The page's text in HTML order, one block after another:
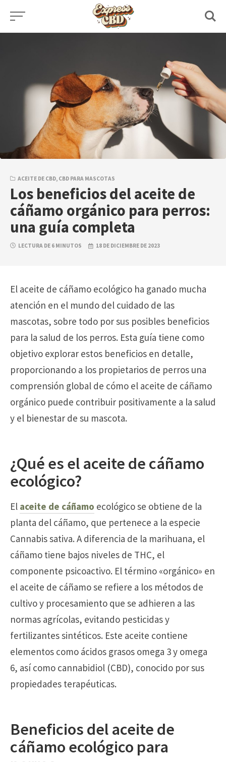
Skip
ACEITE DE CBD, CBD PARA MASCOTAS
Los beneficios del aceite de
cáñamo orgánico para perros:
una guía completa
LECTURA DE 6 MINUTOS 18 DE DICIEMBRE DE 2023
El aceite de cáñamo ecológico ha ganado mucha
atención en el mundo del cuidado de las
mascotas, sobre todo por sus posibles beneficios
para la salud de los perros. Esta guía tiene como
objetivo explorar estos beneficios en detalle,
proporcionando a los propietarios de perros una
comprensión global de cómo el aceite de cáñamo
orgánico puede contribuir positivamente a la salud
y el bienestar de su mascota.
¿Qué es el aceite de cáñamo
ecológico?
El aceite de cáñamo ecológico se obtiene de la
planta del cáñamo, que pertenece a la especie
Cannabis sativa. A diferencia de la marihuana, el
cáñamo tiene bajos niveles de THC, el
componente psicoactivo. El término «orgánico» en
el aceite de cáñamo se refiere a los métodos de
cultivo y procesamiento que se adhieren a las
normas agrícolas, evitando pesticidas y
fertilizantes sintéticos. Este aceite contiene
elementos como ácidos grasos omega 3 y omega
6, así como cannabidiol (CBD), conocido por sus
propiedades terapéuticas.
Beneficios del aceite de
cáñamo ecológico para